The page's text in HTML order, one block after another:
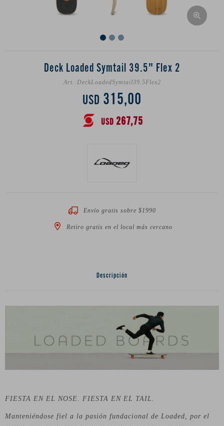
Deck Loaded Symtail 39.5" Flex 2
DeckLoadedSymtail39.5Flex2
USD 315,00
USD 267,75
Envío gratis sobre $1990
Retiro gratis en el local más cercano
Descripción
FIESTA EN EL NOSE. FIESTA EN EL TAIL.
Manteniéndose fiel a la pasión fundacional de Loaded, por el